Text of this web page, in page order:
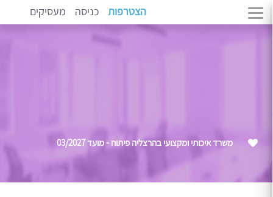
הצטרפות כניסה מעסיקים
משרד איכותי ומקצועי בהרצליה פיתוח - מועד 03/2027